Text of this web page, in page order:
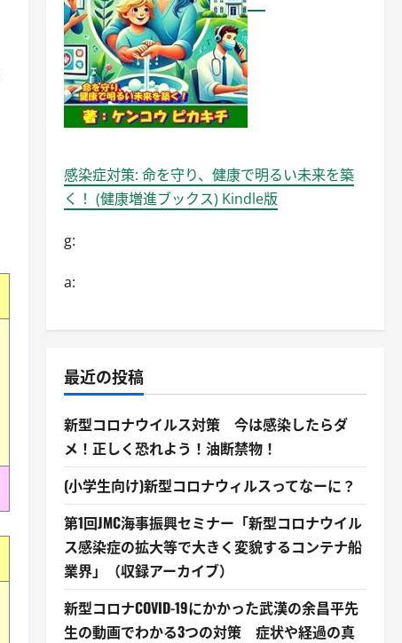
感染症対策: 命を守り、健康で明るい未来を築
く！ (健康増進ブックス) Kindle版
g:
a:
最近の投稿
新型コロナウイルス対策 今は感染したらダ
メ！正しく恐れよう！油断禁物！
(小学生向け)新型コロナウィルスってなーに？
第1回JMC海事振興セミナー「新型コロナウイル
ス感染症の拡大等で大きく変貌するコンテナ船
業界」（収録アーカイブ）
新型コロナCOVID-19にかかった武漢の余昌平先
生の動画でわかる3つの対策 症状や経過の真